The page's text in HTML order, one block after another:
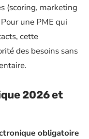
(scoring, marketing
une PME qui
cette
des besoins sans
2026 et
obligatoire